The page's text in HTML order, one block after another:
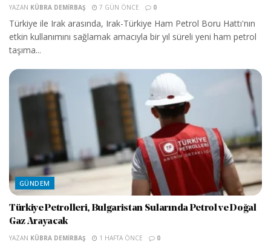
YAZAN KÜBRA DEMIRBAŞ 7 GÜN ÖNCE 0
Türkiye ile Irak arasında, Irak-Türkiye Ham Petrol Boru Hattı'nın
etkin kullanımını sağlamak amacıyla bir yıl süreli yeni ham petrol
taşıma...
GÜNDEM
Türkiye Petrolleri, Bulgaristan Sularında Petrol ve Doğal
Gaz Arayacak
YAZAN KÜBRA DEMIRBAŞ 1 HAFTA ÖNCE 0